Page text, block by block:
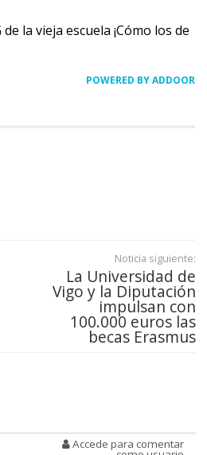
la vieja escuela ¡Cómo los de
POWERED BY ADDOOR
Noticia siguiente:
La Universidad de
Vigo y la Diputación
impulsan con
100.000 euros las
becas Erasmus
Accede para comentar